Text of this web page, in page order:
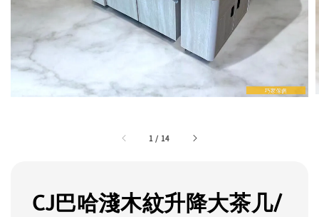
1 / 14
CJ巴哈淺木紋升降大茶几/